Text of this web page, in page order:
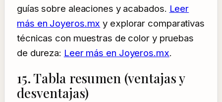
guías sobre aleaciones y acabados. Leer
más en Joyeros.mx y explorar comparativas
técnicas con muestras de color y pruebas
de dureza: Leer más en Joyeros.mx.
15. Tabla resumen (ventajas y
desventajas)